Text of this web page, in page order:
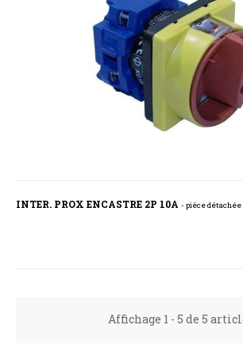
INTER. PROX ENCASTRE 2P 10A - pièce
Affichage 1 - 5 de 5